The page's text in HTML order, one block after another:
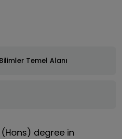
(Hons) degree in
Temel Alanı